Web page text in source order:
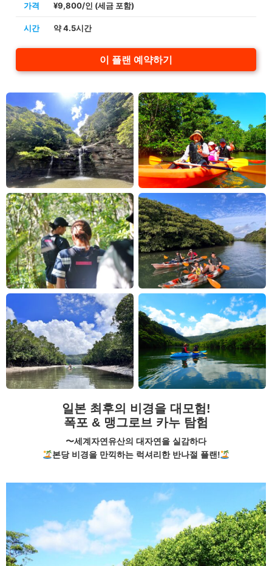
가격 ¥9,800/인 (세금 포함)
시간 약 4.5시간
이 플랜 예약하기
일본 최후의 비경을 대모험!
폭포 & 맹그로브 카누 탐험
〜세계자연유산의 대자연을 실감하다
본당 비경을 만끽하는 럭셔리한 반나절 플랜!